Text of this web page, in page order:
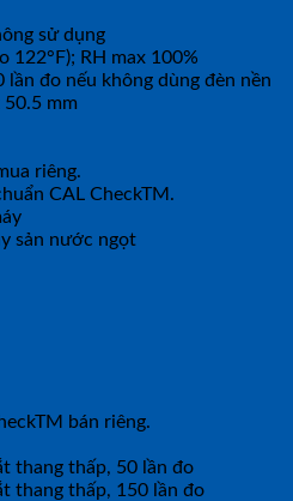
sử dụng
122°F); RH max 100%
đo nếu không dùng đèn nền
mm
riêng.
CAL CheckTM.
sản nước ngọt
bán riêng.
thang thấp, 50 lần đo
thang thấp, 150 lần đo